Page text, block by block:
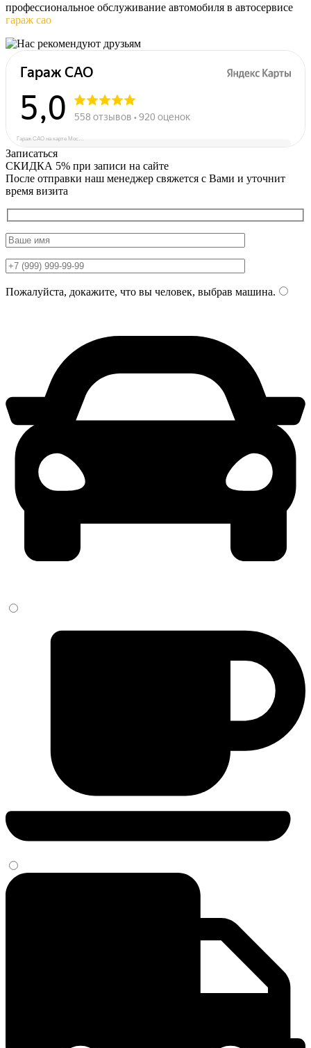
профессиональное обслуживание автомобиля в автосервисе
гараж сао
Гараж САО на карте Москвы — Яндекс Карты
Записаться
СКИДКА 5% при записи на сайте
После отправки наш менеджер свяжется с Вами и уточнит
время визита
Пожалуйста, докажите, что вы человек, выбрав машина.